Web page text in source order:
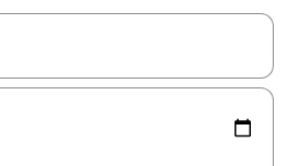
utilisez les flèches vers le